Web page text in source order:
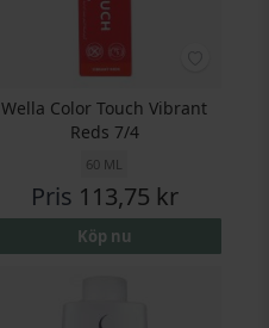
Wella Color Touch Vibrant
Reds 7/4
60 ML
Pris 113,75 kr
Köp nu